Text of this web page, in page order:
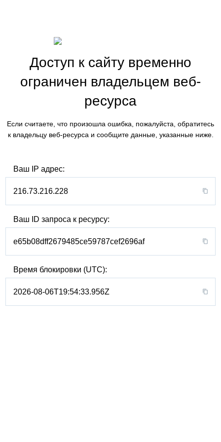
Доступ к сайту временно
ограничен владельцем веб-
ресурса
Если считаете, что произошла ошибка, пожалуйста, обратитесь
к владельцу веб-ресурса и сообщите данные, указанные ниже.
Ваш IP адрес:
216.73.216.228
Ваш ID запроса к ресурсу:
e65b08dff2679485ce59787cef2696af
Время блокировки (UTC):
2026-08-06T19:54:33.956Z